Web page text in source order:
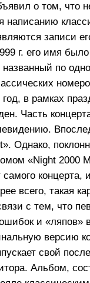
о том, что
написанию
записи
г. его имя
по
год, в рамках
Часть
Однако,
«Night 2000
концерта,
всего, такая
с тем, что
и «ляпов»
версию
свой
Альбом,